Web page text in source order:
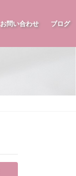
お問い合わせ ブログ